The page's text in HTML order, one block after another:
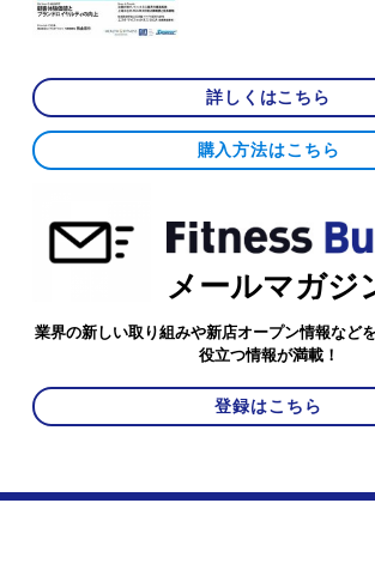
詳しくはこちら
購入方法はこちら
メールマガジ
業界の新しい取り組みや新店オープン情報など
役立つ情報が満載！
登録はこちら